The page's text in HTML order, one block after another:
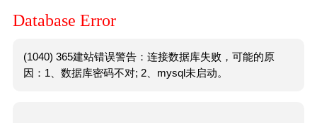
Database Error
(1040) 365建站错误警告：连接数据库失败，可能的原
因：1、数据库密码不对; 2、mysql未启动。